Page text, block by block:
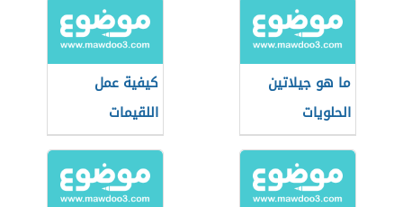
ما هو جيلاتين
الحلويات
كيفية عمل
اللقيمات